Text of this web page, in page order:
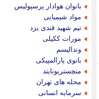
بانوان هوادار پرسپولیس
مواد شیمیایی
تیم شهید قندی یزد
مورات ککیلی
وندالیسم
بانوی پارالمپیکی
منچستریونایتد
محله های تهران
سرمایه انسانی